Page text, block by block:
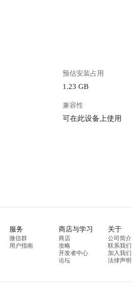
预估安装占用
1.23 GB
兼容性
可在此设备上使用
服务
微信群
用户指南
商店与学习
商店
攻略
开发者中心
论坛
关于
公司简介
联系我们
加入我们
法律声明